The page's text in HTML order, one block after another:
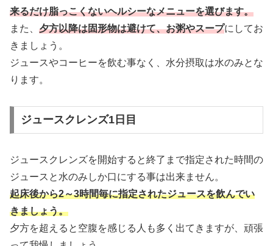
来るだけ脂っこくないヘルシーなメニューを選びます。
また、 夕方以降は固形物は避けて、お粥やスープにしてお
きましょう。
ジュースやコーヒーを飲む事なく、水分摂取は水のみとな
ります。
ジュースクレンズ1日目
ジュースクレンズを開始すると終了まで指定された時間の
ジュースと水のみしか口にする事は出来ません。
起床後から2～3時間毎に指定されたジュースを飲んでい
きましょう。
夕方を超えると空腹を感じる人も多く出てきますが、頑張